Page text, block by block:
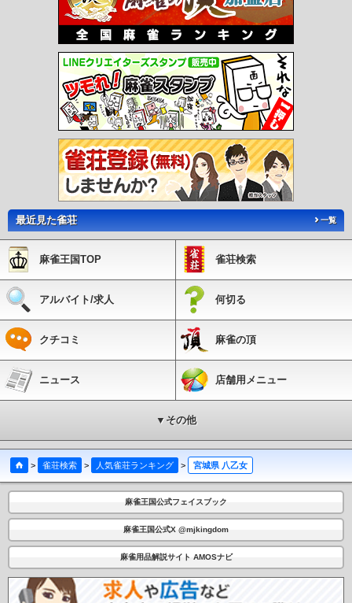
最近見た雀荘 一覧
麻雀王国TOP 雀荘検索
アルバイト/求人 何切る
クチコミ 麻雀の頂
ニュース 店舗用メニュー
▼その他
> 雀荘検索 > 人気雀荘ランキング > 宮城県 八乙女
麻雀王国公式フェイスブック
麻雀王国公式X @mjkingdom
麻雀用品解説サイト AMOSナビ